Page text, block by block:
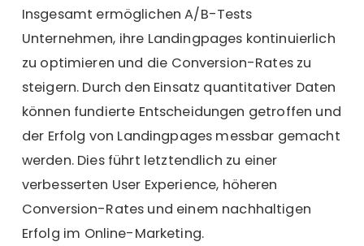
Insgesamt ermöglichen A/B-Tests
Unternehmen, ihre Landingpages kontinuierlich
zu optimieren und die Conversion-Rates zu
steigern. Durch den Einsatz quantitativer Daten
können fundierte Entscheidungen getroffen und
der Erfolg von Landingpages messbar gemacht
werden. Dies führt letztendlich zu einer
verbesserten User Experience, höheren
Conversion-Rates und einem nachhaltigen
Erfolg im Online-Marketing.